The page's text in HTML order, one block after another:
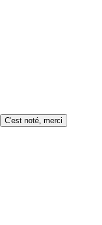
C'est noté, merci